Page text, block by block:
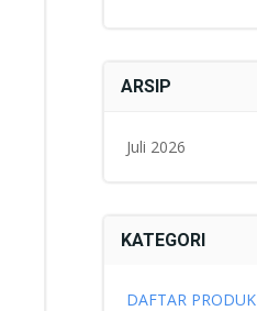
ARSIP
Juli 2026
KATEGORI
DAFTAR PRODUK